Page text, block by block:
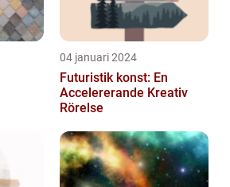
04 januari 2024
Futuristik konst: En
Accelererande Kreativ
Rörelse